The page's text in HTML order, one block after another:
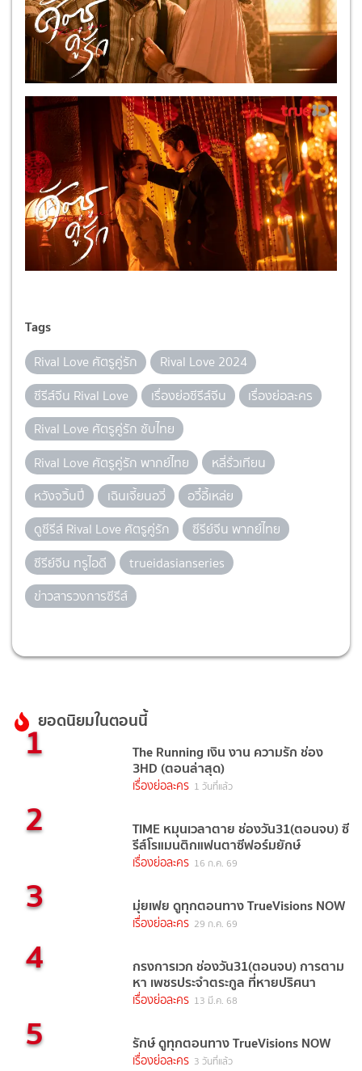
Tags
Rival Love ศัตรูคู่รัก
Rival Love 2024
ซีรีส์จีน Rival Love
เรื่องย่อซีรีส์จีน
เรื่องย่อละคร
Rival Love ศัตรูคู่รัก ซับไทย
Rival Love ศัตรูคู่รัก พากย์ไทย
หลี่รั่วเทียน
หวังจวิ้นปี่
เฉินเจี้ยนอวี่
อวี๋อี้เหล่ย
ดูซีรีส์ Rival Love ศัตรูคู่รัก
ซีรีย์จีน พากย์ไทย
ซีรีย์จีน ทรูไอดี
trueidasianseries
ข่าวสารวงการซีรีส์
ยอดนิยมในตอนนี้
1 The Running เงิน งาน ความรัก ช่อง
3HD (ตอนล่าสุด)
เรื่องย่อละคร 1 วันที่แล้ว
2 TIME หมุนเวลาตาย ช่องวัน31(ตอนจบ) ซี
รีส์โรแมนติกแฟนตาซีฟอร์มยักษ์
เรื่องย่อละคร 16 ก.ค. 69
3 มุ่ยเฟย ดูทุกตอนทาง TrueVisions NOW
เรื่องย่อละคร 29 ก.ค. 69
4 กรงการเวก ช่องวัน31(ตอนจบ) การตาม
หา เพชรประจำตระกูล ที่หายปริศนา
เรื่องย่อละคร 13 มี.ค. 68
5 รักษ์ ดูทุกตอนทาง TrueVisions NOW
เรื่องย่อละคร 3 วันที่แล้ว